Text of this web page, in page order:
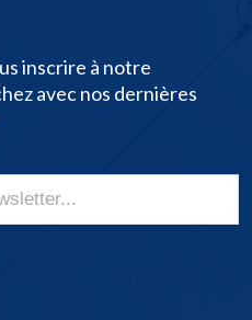
inscrire à notre
avec nos dernières